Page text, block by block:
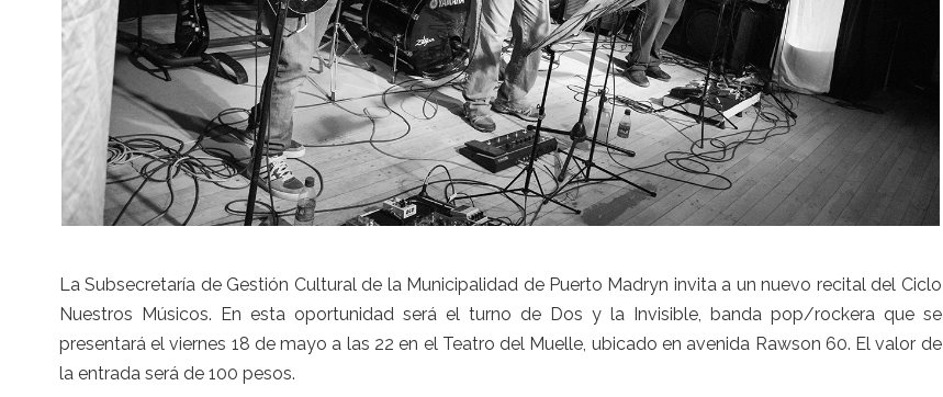
La Subsecretaría de Gestión Cultural de la Municipalidad de Puerto Madryn invita a un nuevo recital del Ciclo
Nuestros Músicos. En esta oportunidad será el turno de Dos y la Invisible, banda pop/rockera que se
presentará el viernes 18 de mayo a las 22 en el Teatro del Muelle, ubicado en avenida Rawson 60. El valor de
la entrada será de 100 pesos.